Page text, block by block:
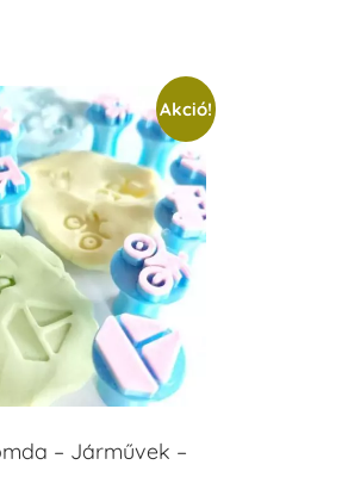
Akció!
– Járművek –